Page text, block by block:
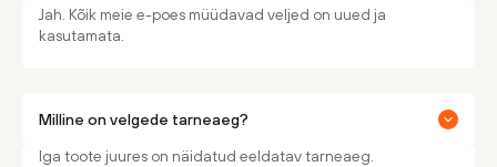
Jah. Kõik meie e-poes müüdavad veljed on uued ja
kasutamata.
Milline on velgede tarneaeg?
Iga toote juures on näidatud eeldatav tarneaeg.